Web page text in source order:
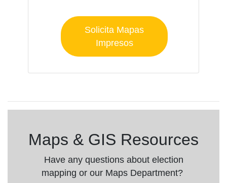
Solicita Mapas
Impresos
Maps & GIS Resources
Have any questions about election
mapping or our Maps Department?